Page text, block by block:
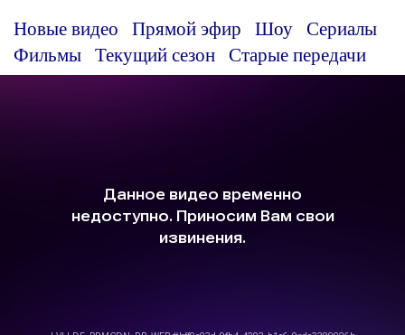
Новые видео Прямой эфир Шоу
Сериалы
Фильмы
Текущий сезон Старые передачи